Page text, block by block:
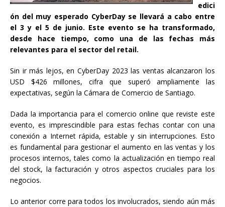
edici
ón del muy esperado CyberDay se llevará a cabo entre
el 3 y el 5 de junio. Este evento se ha transformado,
desde hace tiempo, como una de las fechas más
relevantes para el sector del retail.
Sin ir más lejos, en CyberDay 2023 las ventas alcanzaron los
USD $426 millones, cifra que superó ampliamente las
expectativas, según la Cámara de Comercio de Santiago.
Dada la importancia para el comercio online que reviste este
evento, es imprescindible para estas fechas contar con una
conexión a Internet rápida, estable y sin interrupciones. Esto
es fundamental para gestionar el aumento en las ventas y los
procesos internos, tales como la actualización en tiempo real
del stock, la facturación y otros aspectos cruciales para los
negocios.
Lo anterior corre para todos los involucrados, siendo aún más